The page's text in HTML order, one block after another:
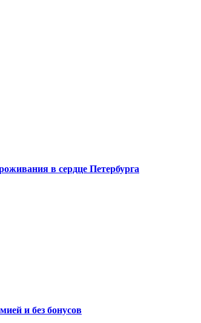
в сердце Петербурга
и без бонусов